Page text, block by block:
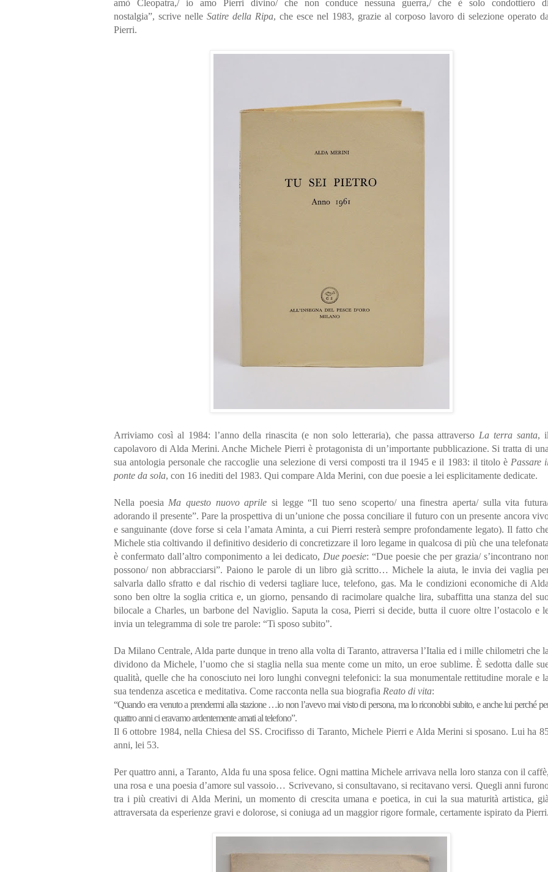
amò Cleopatra,/ io amo Pierri divino/ che non conduce nessuna guerra,/ che è solo condottiero di
nostalgia”, scrive nelle Satire della Ripa, che esce nel 1983, grazie al corposo lavoro di selezione operato da
Pierri.
Arriviamo così al 1984: l’anno della rinascita (e non solo letteraria), che passa attraverso La terra santa, il
capolavoro di Alda Merini. Anche Michele Pierri è protagonista di un’importante pubblicazione. Si tratta di una
sua antologia personale che raccoglie una selezione di versi composti tra il 1945 e il 1983: il titolo è Passare
ponte da sola, con 16 inediti del 1983. Qui compare Alda Merini, con due poesie a lei esplicitamente dedicate.
Nella poesia Ma questo nuovo aprile si legge “Il tuo seno scoperto/ una finestra aperta/ sulla vita
adorando il presente”. Pare la prospettiva di un’unione che possa conciliare il futuro con un presente ancora
e sanguinante (dove forse si cela l’amata Aminta, a cui Pierri resterà sempre profondamente legato). Il fatto
Michele stia coltivando il definitivo desiderio di concretizzare il loro legame in qualcosa di più che una telefonata
è confermato dall’altro componimento a lei dedicato, Due poesie: “Due poesie che per grazia/ s’incontrano non
possono/ non abbracciarsi”. Paiono le parole di un libro già scritto… Michele la aiuta, le invia dei vaglia
salvarla dallo sfratto e dal rischio di vedersi tagliare luce, telefono, gas. Ma le condizioni economiche di Alda
sono ben oltre la soglia critica e, un giorno, pensando di racimolare qualche lira, subaffitta una stanza del
bilocale a Charles, un barbone del Naviglio. Saputa la cosa, Pierri si decide, butta il cuore oltre l’ostacolo e
invia un telegramma di sole tre parole: “Ti sposo subito”.
Da Milano Centrale, Alda parte dunque in treno alla volta di Taranto, attraversa l’Italia ed i mille chilometri che la
dividono da Michele, l’uomo che si staglia nella sua mente come un mito, un eroe sublime. È sedotta dalle
qualità, quelle che ha conosciuto nei loro lunghi convegni telefonici: la sua monumentale rettitudine morale e la
sua tendenza ascetica e meditativa. Come racconta nella sua biografia Reato di vita:
“Quando era venuto a prendermi alla stazione …io non l’avevo mai visto di persona, ma lo riconobbi subito, e anche lui perché
quattro anni ci eravamo ardentemente amati al telefono”.
Il 6 ottobre 1984, nella Chiesa del SS. Crocifisso di Taranto, Michele Pierri e Alda Merini si sposano. Lui ha
anni, lei 53.
Per quattro anni, a Taranto, Alda fu una sposa felice. Ogni mattina Michele arrivava nella loro stanza con il caffè,
una rosa e una poesia d’amore sul vassoio… Scrivevano, si consultavano, si recitavano versi. Quegli anni
tra i più creativi di Alda Merini, un momento di crescita umana e poetica, in cui la sua maturità artistica, già
attraversata da esperienze gravi e dolorose, si coniuga ad un maggior rigore formale, certamente ispirato da Pierri.